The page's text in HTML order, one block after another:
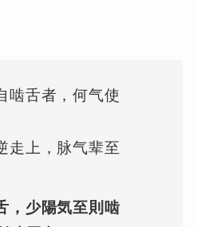
啮舌者，何气使
走上，脉气辈至
，少陽気至則啮